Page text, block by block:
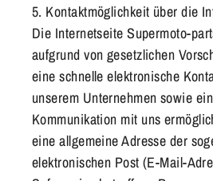
5. Kontaktmöglichkeit über die
Die InternetseiteSupermoto-
aufgrund von gesetzlichen
eine schnelle elektronische
unserem Unternehmen sowie
Kommunikation mit uns
eine allgemeine Adresse der
elektronischen Post (E-Mail-